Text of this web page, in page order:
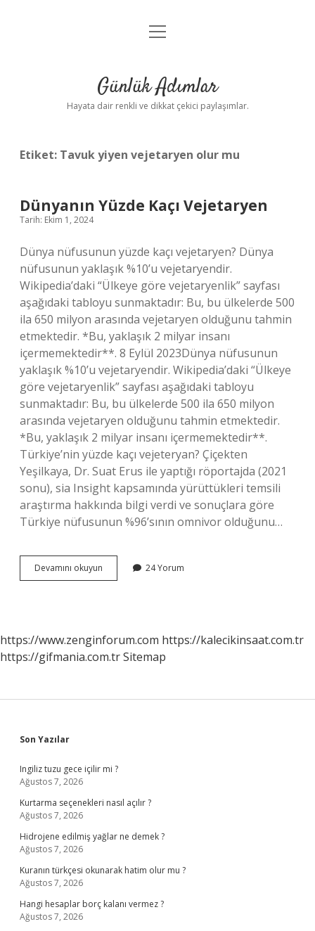
Anasayfa
Yasal Uyarı
menüyü
Günlük Adımlar
Hayata dair renkli ve dikkat çekici paylaşımlar.
Etiket: Tavuk yiyen vejetaryen olur mu
Dünyanın Yüzde Kaçı Vejetaryen
Tarih: Ekim 1, 2024
Dünya nüfusunun yüzde kaçı vejetaryen? Dünya
nüfusunun yaklaşık %10’u vejetaryendir.
Wikipedia’daki “Ülkeye göre vejetaryenlik” sayfası
aşağıdaki tabloyu sunmaktadır: Bu, bu ülkelerde 500
ila 650 milyon arasında vejetaryen olduğunu tahmin
etmektedir. *Bu, yaklaşık 2 milyar insanı
içermemektedir**. 8 Eylül 2023Dünya nüfusunun
yaklaşık %10’u vejetaryendir. Wikipedia’daki “Ülkeye
göre vejetaryenlik” sayfası aşağıdaki tabloyu
sunmaktadır: Bu, bu ülkelerde 500 ila 650 milyon
arasında vejetaryen olduğunu tahmin etmektedir.
*Bu, yaklaşık 2 milyar insanı içermemektedir**.
Türkiye’nin yüzde kaçı vejeteryan? Çiçekten
Yeşilkaya, Dr. Suat Erus ile yaptığı röportajda (2021
sonu), sia Insight kapsamında yürüttükleri temsili
araştırma hakkında bilgi verdi ve sonuçlara göre
Türkiye nüfusunun %96’sının omnivor olduğunu…
Devamını okuyun Dünyanın
Yüzde
24 Yorum
https://www.zenginforum.com https://kalecikinsaat.com.tr
https://gifmania.com.trSitemap
Sidebar
Son Yazılar
Ingiliz tuzu gece içilir mi ?
Ağustos 7, 2026
Kurtarma seçenekleri nasıl açılır ?
Ağustos 7, 2026
Hidrojene edilmiş yağlar ne demek ?
Ağustos 7, 2026
Kuranın türkçesi okunarak hatim olur mu ?
Ağustos 7, 2026
Hangi hesaplar borç kalanı vermez ?
Ağustos 7, 2026